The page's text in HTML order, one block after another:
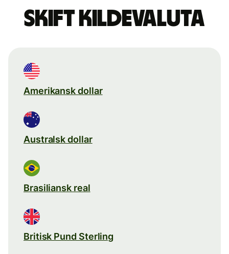
Skift kildevaluta
Amerikansk dollar
Australsk dollar
Brasiliansk real
Britisk Pund Sterling